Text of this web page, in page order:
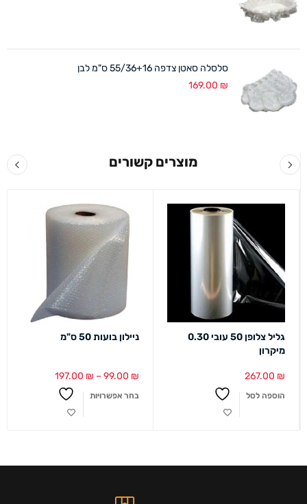
סלסלה סאטן צדפה 55/36+16 ס"מ לבן
169.00 ₪
מוצרים קשורים
גליל צלופן 50 עובי 0.30
מיקרון
267.00 ₪
הוספה לסל
ניילון בועות 50 ס"מ
99.00 ₪
–
197.00 ₪
בחר אפשרויות